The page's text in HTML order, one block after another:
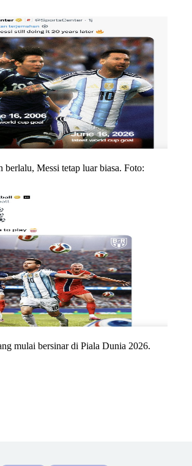
berlalu, Messi tetap luar biasa. Foto:
mulai bersinar di Piala Dunia 2026.